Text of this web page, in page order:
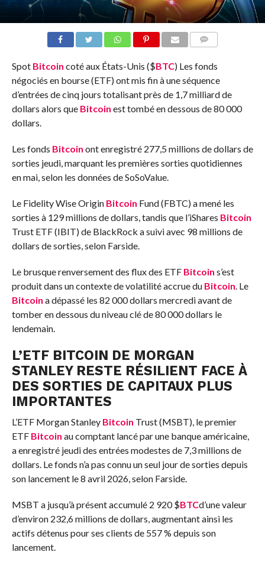
Spot Bitcoin coté aux États-Unis ($BTC) Les fonds
négociés en bourse (ETF) ont mis fin à une séquence
d’entrées de cinq jours totalisant près de 1,7 milliard de
dollars alors que Bitcoin est tombé en dessous de 80 000
dollars.
Les fonds Bitcoin ont enregistré 277,5 millions de dollars de
sorties jeudi, marquant les premières sorties quotidiennes
en mai, selon les données de SoSoValue.
Le Fidelity Wise Origin Bitcoin Fund (FBTC) a mené les
sorties à 129 millions de dollars, tandis que l’iShares Bitcoin
Trust ETF (IBIT) de BlackRock a suivi avec 98 millions de
dollars de sorties, selon Farside.
Le brusque renversement des flux des ETF Bitcoin s’est
produit dans un contexte de volatilité accrue du Bitcoin. Le
Bitcoin a dépassé les 82 000 dollars mercredi avant de
tomber en dessous du niveau clé de 80 000 dollars le
lendemain.
L’ETF BITCOIN DE MORGAN
STANLEY RESTE RÉSILIENT FACE À
DES SORTIES DE CAPITAUX PLUS
IMPORTANTES
L’ETF Morgan Stanley Bitcoin Trust (MSBT), le premier
ETF Bitcoin au comptant lancé par une banque américaine,
a enregistré jeudi des entrées modestes de 7,3 millions de
dollars. Le fonds n’a pas connu un seul jour de sorties depuis
son lancement le 8 avril 2026, selon Farside.
MSBT a jusqu’à présent accumulé 2 920$BTCd’une valeur
d’environ 232,6 millions de dollars, augmentant ainsi les
actifs détenus pour ses clients de 557 % depuis son
lancement.